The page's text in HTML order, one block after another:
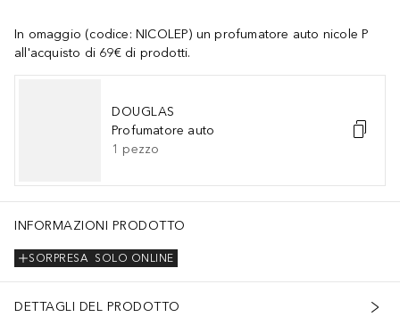
In omaggio (codice: NICOLEP) un profumatore auto nicole P
all'acquisto di 69€ di prodotti.
DOUGLAS
Profumatore auto
1 pezzo
INFORMAZIONI PRODOTTO
SOLO ONLINE
SORPRESA
DETTAGLI DEL PRODOTTO